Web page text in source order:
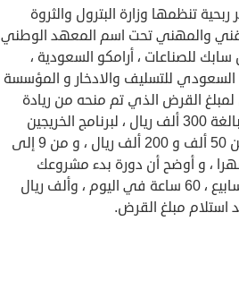
تنظمها وزارة البترول والثروة
والمهني تحت اسم المعهد الوطني
للصناعات ، أرامكو السعودية ،
السعودي للتسليف والادخار و المؤسسة
لمبلغ القرض الذي تم منحه من ريادة
ينقسم إلى ثلاثة أقسام لبرنامج إرادة البالغة 300 ألف ريال ، لبرنامج الخريجين
500 ألف ريال وللبرنامج خطوة واحدة بين 50 ألف و 200 ألف ريال ، و من 9 إلى
، مع فترة سماح مدتها 18 شهرا ، و أوضح أن دورة بدء مشروعك
الصغير التي تقدمها ريادة لمدة ثلاثة أسابيع ، 60 ساعة في اليوم ، وألف ريال
استلام مبلغ القرض.